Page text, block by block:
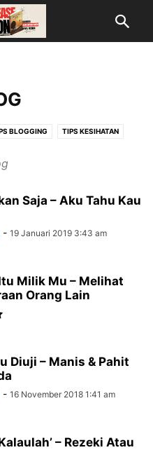
BLOGGING TIPS KESIHATAN
Saja – Aku Tahu Kau
- 19 Januari 2019 3:43 am
Milik Mu – Melihat
Orang Lain
Diuji – Manis & Pahit
- 16 November 2018 1:41 am
– Rezeki Atau